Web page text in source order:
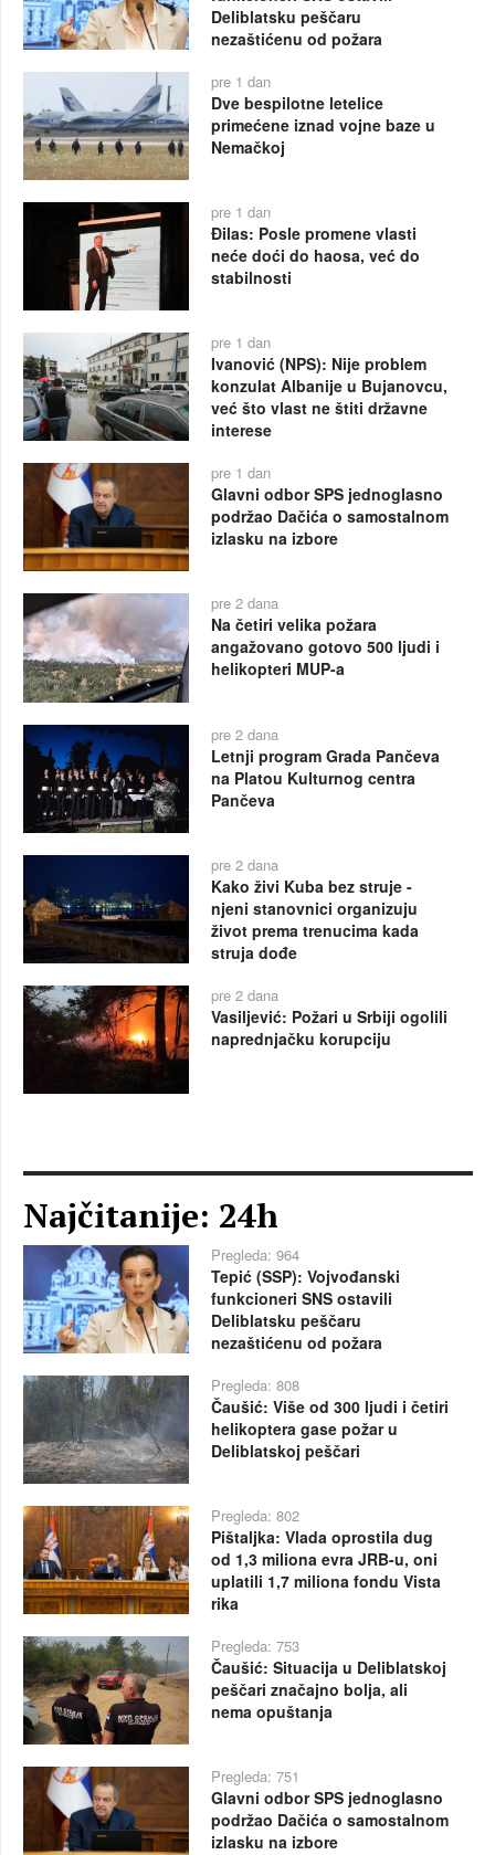
Deliblatsku peščaru
nezaštićenu od požara
pre 1 dan
Dve bespilotne letelice
primećene iznad vojne baze u
Nemačkoj
pre 1 dan
Đilas: Posle promene vlasti
neće doći do haosa, već do
stabilnosti
pre 1 dan
Ivanović (NPS): Nije problem
konzulat Albanije u Bujanovcu,
već što vlast ne štiti državne
interese
pre 1 dan
Glavni odbor SPS jednoglasno
podržao Dačića o samostalnom
izlasku na izbore
pre 2 dana
Na četiri velika požara
angažovano gotovo 500 ljudi i
helikopteri MUP-a
pre 2 dana
Letnji program Grada Pančeva
na Platou Kulturnog centra
Pančeva
pre 2 dana
Kako živi Kuba bez struje -
njeni stanovnici organizuju
život prema trenucima kada
struja dođe
pre 2 dana
Vasiljević: Požari u Srbiji ogolili
naprednjačku korupciju
Najčitanije: 24h
Pregleda: 964
Tepić (SSP): Vojvođanski
funkcioneri SNS ostavili
Deliblatsku peščaru
nezaštićenu od požara
Pregleda: 808
Čaušić: Više od 300 ljudi i četiri
helikoptera gase požar u
Deliblatskoj peščari
Pregleda: 802
Pištaljka: Vlada oprostila dug
od 1,3 miliona evra JRB-u, oni
uplatili 1,7 miliona fondu Vista
rika
Pregleda: 753
Čaušić: Situacija u Deliblatskoj
peščari značajno bolja, ali
nema opuštanja
Pregleda: 751
Glavni odbor SPS jednoglasno
podržao Dačića o samostalnom
izlasku na izbore